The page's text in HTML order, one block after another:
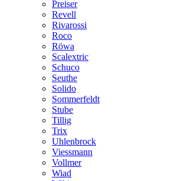
Preiser
Revell
Rivarossi
Roco
Röwa
Scalextric
Schuco
Seuthe
Solido
Sommerfeldt
Stube
Tillig
Trix
Uhlenbrock
Viessmann
Vollmer
Wiad